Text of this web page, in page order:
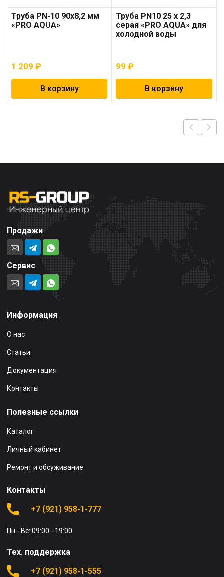
Труба PN-10 90х8,2 мм
«PRO AQUA»
1 209 ₽
В корзину
Труба PN10 25 x 2,3
серая «PRO AQUA» для
холодной воды
99₽
В корзину
Продажи
Сервис
Информация
О нас
Статьи
Документация
Контакты
Полезные ссылки
Каталог
Личный кабинет
Ремонт и обсуживание
Контакты
+7 (921) 958-1-777
Пн - Вс: 09:00 - 19:00
Тех. поддержка
+7 (921) 958-1-555